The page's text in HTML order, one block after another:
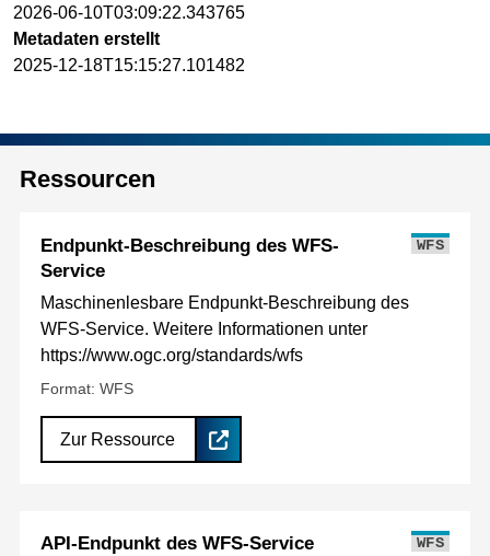
2026-06-10T03:09:22.343765
Metadaten erstellt
2025-12-18T15:15:27.101482
Ressourcen
Endpunkt-Beschreibung des WFS-
Service
WFS
Maschinenlesbare Endpunkt-Beschreibung des
WFS-Service. Weitere Informationen unter
https://www.ogc.org/standards/wfs
Format: WFS
Zur Ressource
API-Endpunkt des WFS-Service WFS